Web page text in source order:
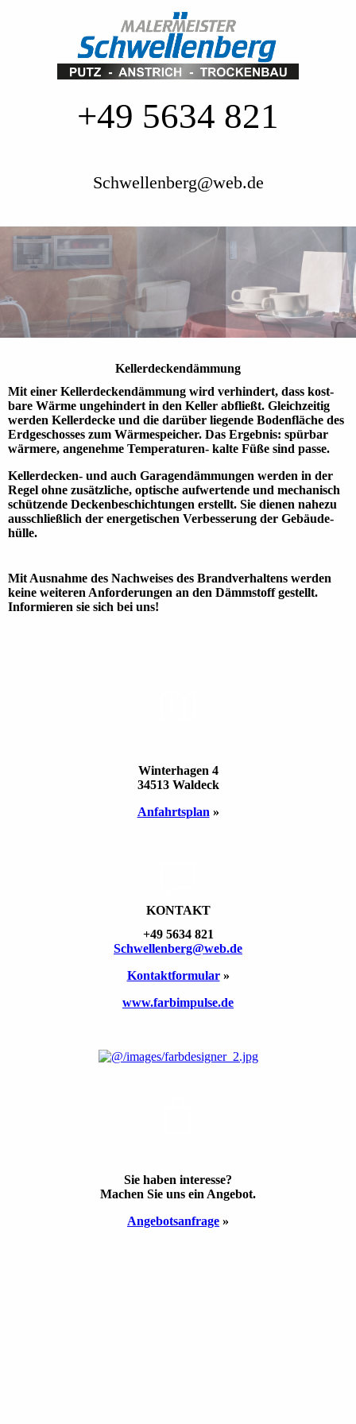
+49 5634 821
Schwellenberg@web.de
Kellerdecken­dämmung
Mit einer Keller­decken­dämmung wird verhin­dert, dass kost­
bare Wärme ungehin­dert in den Keller abfließt. Gleich­zeitig
werden Keller­decke und die darüber liegende Boden­fläche des
Erd­geschos­ses zum Wärme­speicher. Das Ergebnis: spürbar
wärmere, angenehme Tempera­turen- kalte Füße sind passe.
Keller­decken- und auch Garagen­dämmungen werden in der
Regel ohne zusätz­liche, optische aufwertende und mecha­nisch
schützende Decken­beschich­tungen erstellt. Sie dienen nahezu
ausschließ­lich der energe­tischen Verbesse­rung der Gebäude­
hülle.
Mit Ausnahme des Nachweises des Brandverhaltens werden
keine weiteren Anforderungen an den Dämmstoff gestellt.
Informieren sie sich bei uns!
Winterhagen 4
34513 Waldeck
Anfahrts­plan »
KONTAKT
+49 5634 821
Schwellen­berg@web.de
Kontakt­formular»
www.farbimpulse.de
Sie haben inte­resse?
Machen Sie uns ein Ange­bot.
Angebots­anfrage »